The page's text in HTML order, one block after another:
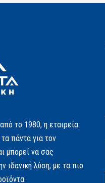
το 1980, η εταιρεία
πάντα για τον
μπορεί να σας
ιδανική λύση, με τα πιο